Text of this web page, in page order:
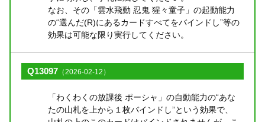
なお、その「雲水飛動 忍鬼 猩々童子」の起動能力
の“選んだ(R)にあるカードすべてをバインドし”等の
効果は可能な限り実行してください。
Q13097 （2026-02-12）
「わくわくの放課後 ポーシャ」の自動能力の“あな
たの山札を上から１枚バインドし”という効果で、